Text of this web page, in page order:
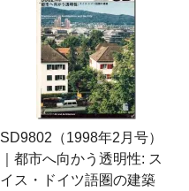
SD9802（1998年2月号）
｜都市へ向かう透明性: ス
イス・ドイツ語圏の建築